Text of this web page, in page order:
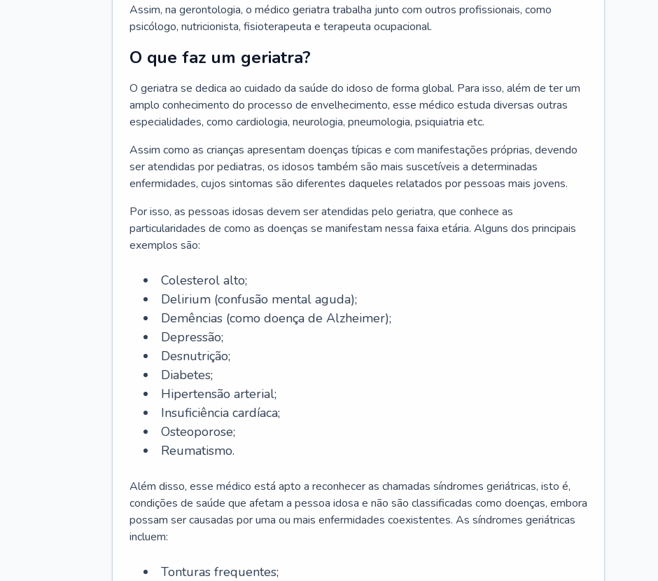
Assim, na gerontologia, o médico geriatra trabalha junto com outros profissionais, como
psicólogo, nutricionista, fisioterapeuta e terapeuta ocupacional.
O que faz um geriatra?
O geriatra se dedica ao cuidado da saúde do idoso de forma global. Para isso, além de ter um
amplo conhecimento do processo de envelhecimento, esse médico estuda diversas outras
especialidades, como cardiologia, neurologia, pneumologia, psiquiatria etc.
Assim como as crianças apresentam doenças típicas e com manifestações próprias, devendo
ser atendidas por pediatras, os idosos também são mais suscetíveis a determinadas
enfermidades, cujos sintomas são diferentes daqueles relatados por pessoas mais jovens.
Por isso, as pessoas idosas devem ser atendidas pelo geriatra, que conhece as
particularidades de como as doenças se manifestam nessa faixa etária. Alguns dos principais
exemplos são:
Colesterol alto;
Delirium (confusão mental aguda);
Demências (como doença de Alzheimer);
Depressão;
Desnutrição;
Diabetes;
Hipertensão arterial;
Insuficiência cardíaca;
Osteoporose;
Reumatismo.
Além disso, esse médico está apto a reconhecer as chamadas síndromes geriátricas, isto é,
condições de saúde que afetam a pessoa idosa e não são classificadas como doenças, embora
possam ser causadas por uma ou mais enfermidades coexistentes. As síndromes geriátricas
incluem:
Tonturas frequentes;